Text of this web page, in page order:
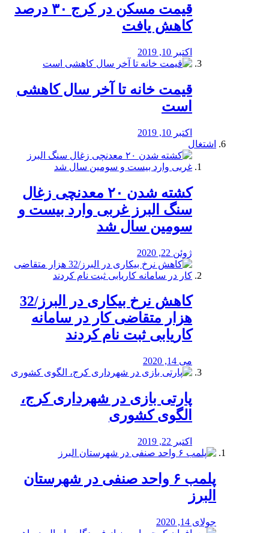
️قیمت مسکن در کرج ۳۰ درصد
کاهش یافت
اکتبر 10, 2019
قیمت خانه تا آخر سال کاهشی
است
اکتبر 10, 2019
اشتغال
کشته شدن ۲۰ معدنچی زغال
سنگ البرز غربی وارد بیست و
سومین سال شد
ژوئن 22, 2020
کاهش نرخ بیکاری در البرز/32
هزار متقاضی کار در سامانه
کاریابی ثبت نام کردند
می 14, 2020
پارتی بازی در شهرداری کرج،
الگوی کشوری
اکتبر 22, 2019
پلمب ۶ واحد صنفی در شهرستان
البرز
جولای 14, 2020